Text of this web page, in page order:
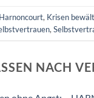
Harnoncourt, Krisen
,
NACH